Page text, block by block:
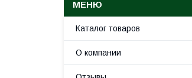
Каталог товаров
О компании